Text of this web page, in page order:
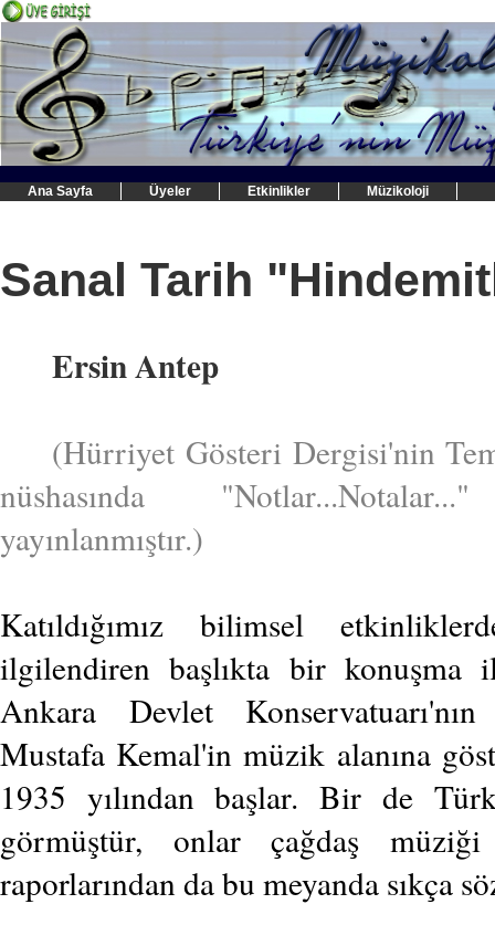
Ana Sayfa Üyeler Etkinlikler Müzikoloji
Sanal Tarih
Ersin Antep
(Hürriyet Gösteri Dergisi'nin
nüshasında
yayınlanmıştır.)
Katıldığımız bilimsel
ilgilendiren başlıkta bir konuşma
Ankara Devlet
Mustafa Kemal'in müzik alanına
1935 yılından başlar. Bir de
görmüştür, onlar çağdaş
raporlarından da bu meyanda sıkça